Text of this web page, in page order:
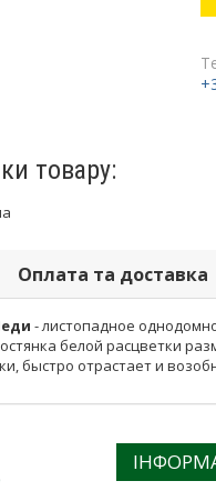
товару:
Оплата та доставка
- листопадное
белой расцветки
быстро отрастает и